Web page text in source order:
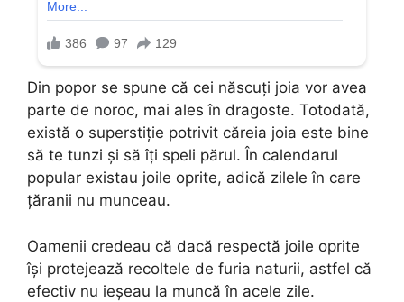
Din popor se spune că cei născuți joia vor avea
parte de noroc, mai ales în dragoste. Totodată,
există o superstiție potrivit căreia joia este bine
să te tunzi și să îți speli părul. În calendarul
popular existau joile oprite, adică zilele în care
ţăranii nu munceau.
Oamenii credeau că dacă respectă joile oprite
îşi protejează recoltele de furia naturii, astfel că
efectiv nu ieșeau la muncă în acele zile.